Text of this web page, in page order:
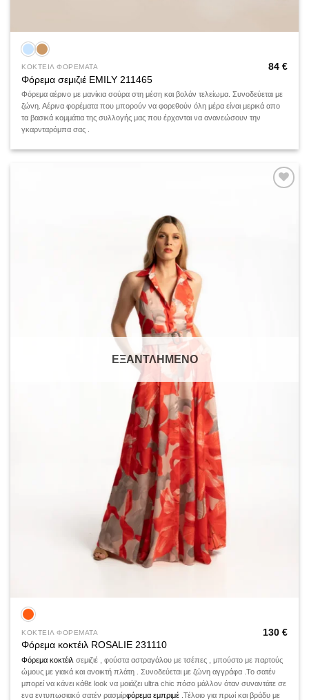
ΚΟΚΤΕΙΛ ΦΟΡΕΜΑΤΑ
Φόρεμα σεμιζιέ EMILY 211465
84 €
Φόρεμα αέρινο με μανίκια σούρα στη μέση και βολάν τελείωμα. Συνοδεύεται με
ζώνη. Αέρινα φορέματα που μπορούν να φορεθούν όλη μέρα είναι μερικά απο
τα βασικά κομμάτια της συλλογής μας που έρχονται να ανανεώσουν την
γκαρνταρόμπα σας .
ΕΞΑΝΤΛΗΜΈΝΟ
ΚΟΚΤΕΙΛ ΦΟΡΕΜΑΤΑ
Φόρεμα κοκτέιλ ROSALIE 231110
130 €
Φόρεμα κοκτέιλ σεμιζιέ , φούστα αστραγάλου με τσέπες , μπούστο με παρτούς
ώμους με γιακά και ανοικτή πλάτη . Συνοδεύεται με ζώνη αγγράφα .Το σατέν
μπορεί να κάνει κάθε look να μοιάζει ultra chic πόσο μάλλον όταν συναντάτε σε
ενα εντυπωσιακό σατέν ρασμίρφόρεμα εμπριμέ .Τέλοιο για πρωί και βράδυ με